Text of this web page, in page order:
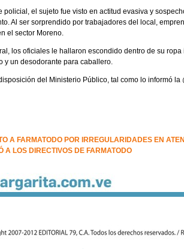
policial, el sujeto fue visto en actitud evasiva y
Al ser sorprendido por trabajadores del local,
el sector Moreno.
los oficiales le hallaron escondido dentro de su
y un desodorante para caballero.
del Ministerio Público, tal como lo informó
A FARMATODO POR IRREGULARIDADES EN
A LOS DIRECTIVOS DE FARMATODO